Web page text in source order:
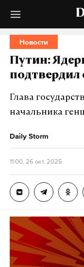
Новости
Путин:
Глава
начальника
Daily Storm
11:00, 26 окт. 2025